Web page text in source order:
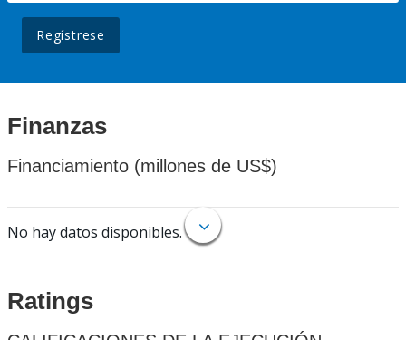
Regístrese
Finanzas
Financiamiento (millones de US$)
No hay datos disponibles.
Ratings